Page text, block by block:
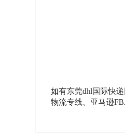
如有东莞dhl国际快
物流专线、亚马逊